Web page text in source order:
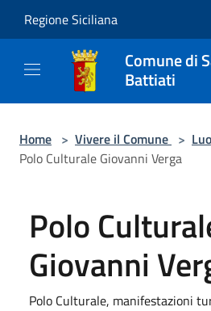
Regione Siciliana
Comune di
Battiati
Home > Vivere il Comune >
Polo Culturale Giovanni Verga
Polo
Giovanni
Polo Culturale, manifestazioni